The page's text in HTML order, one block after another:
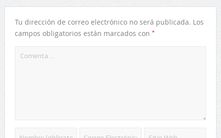
Tu dirección de correo electrónico no será publicada. Los
campos obligatorios están marcados con *